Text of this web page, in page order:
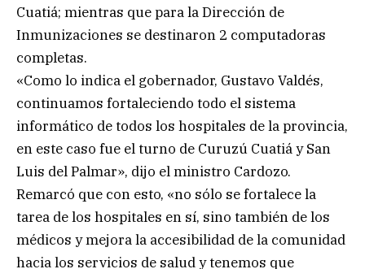
Cuatiá; mientras que para la Dirección de
Inmunizaciones se destinaron 2 computadoras
completas.
«Como lo indica el gobernador, Gustavo Valdés,
continuamos fortaleciendo todo el sistema
informático de todos los hospitales de la provincia,
en este caso fue el turno de Curuzú Cuatiá y San
Luis del Palmar», dijo el ministro Cardozo.
Remarcó que con esto, «no sólo se fortalece la
tarea de los hospitales en sí, sino también de los
médicos y mejora la accesibilidad de la comunidad
hacia los servicios de salud y tenemos que